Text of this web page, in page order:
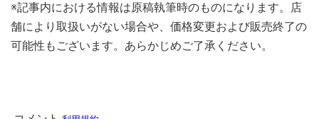
※記事内における情報は原稿執筆時のものになります。店
舗により取扱いがない場合や、価格変更および販売終了の
可能性もございます。あらかじめご了承ください。